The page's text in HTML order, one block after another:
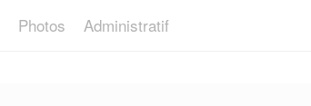
Photos Administratif